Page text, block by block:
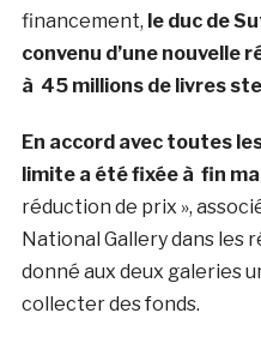
financement, le duc de
convenu d’une nouvelle
à 45 millions de livres
En accord avec toutes
limite a été fixée à fin
réduction de prix »,
National Gallery dans les
donné aux deux galeries
collecter des fonds.